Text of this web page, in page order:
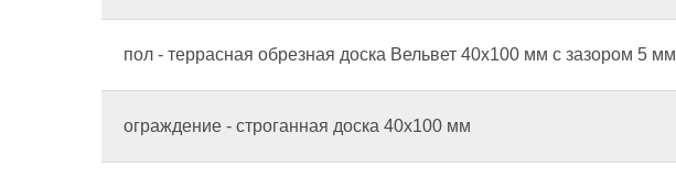
пол - террасная обрезная доска Вельвет 40х100 мм с зазором 5 мм
ограждение - строганная доска 40х100 мм